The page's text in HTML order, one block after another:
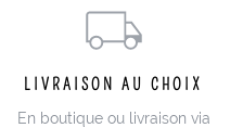
LIVRAISON AU CHOIX
En boutique ou livraison via